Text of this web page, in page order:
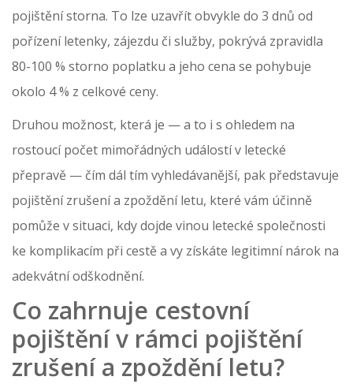
pojištění storna. To lze uzavřít obvykle do 3 dnů od
pořízení letenky, zájezdu či služby, pokrývá zpravidla
80-100 % storno poplatku a jeho cena se pohybuje
okolo 4 % z celkové ceny.
Druhou možnost, která je — a to i s ohledem na
rostoucí počet mimořádných událostí v letecké
přepravě — čím dál tím vyhledávanější, pak představuje
pojištění zrušení a zpoždění letu, které vám účinně
pomůže v situaci, kdy dojde vinou letecké společnosti
ke komplikacím při cestě a vy získáte legitimní nárok na
adekvátní odškodnění.
Co zahrnuje cestovní
pojištění v rámci pojištění
zrušení a zpoždění letu?